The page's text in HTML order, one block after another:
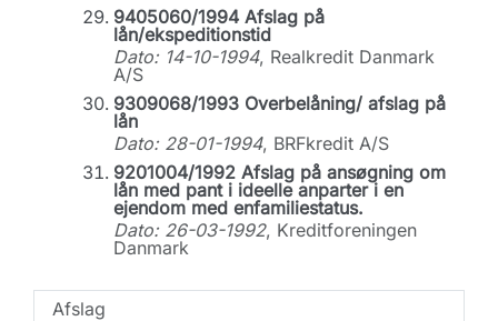
9405060/1994 Afslag på
lån/ekspeditionstid
Dato: 14-10-1994, Realkredit Danmark
A/S
9309068/1993 Overbelåning/ afslag på
lån
Dato: 28-01-1994, BRFkredit A/S
9201004/1992 Afslag på ansøgning om
lån med pant i ideelle anparter i en
ejendom med enfamiliestatus.
Dato: 26-03-1992, Kreditforeningen
Danmark
Afslag